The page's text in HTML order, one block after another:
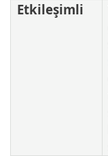
Etkileşimli